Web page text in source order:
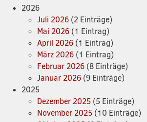
2026
Juli 2026 (2 Einträge)
Mai 2026 (1 Eintrag)
April 2026 (1 Eintrag)
März 2026 (1 Eintrag)
Februar 2026 (8 Einträge)
Januar 2026 (9 Einträge)
2025
Dezember 2025 (5 Einträge)
November 2025 (10 Einträge)